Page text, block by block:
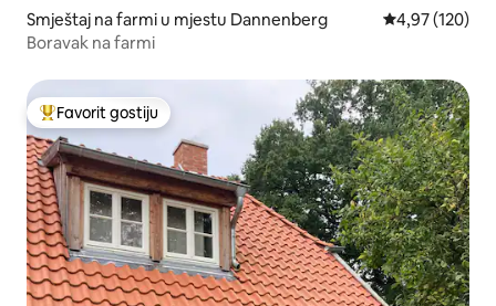
Smještaj na farmi u mjestu Dannenberg prosječna
4,97 (120)
Boravak na farmi
Glavni favorit gostiju
Favorit gostiju